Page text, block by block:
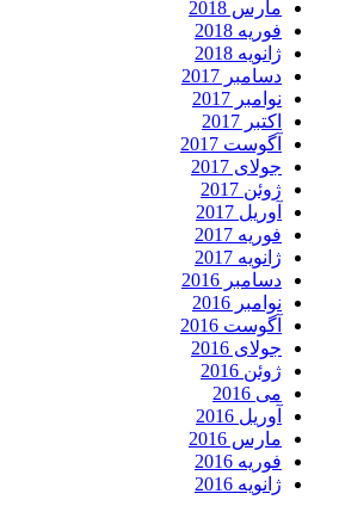
مارس 2018
فوریه 2018
ژانویه 2018
دسامبر 2017
نوامبر 2017
اکتبر 2017
آگوست 2017
جولای 2017
ژوئن 2017
آوریل 2017
فوریه 2017
ژانویه 2017
دسامبر 2016
نوامبر 2016
آگوست 2016
جولای 2016
ژوئن 2016
می 2016
آوریل 2016
مارس 2016
فوریه 2016
ژانویه 2016